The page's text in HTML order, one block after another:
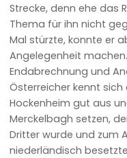
Strecke, denn ehe das
Thema für ihn nicht
Mal stürzte, konnte er
Angelegenheit
Endabrechnung und
Österreicher kennt
Hockenheim gut aus
Merckelbagh setzen,
Dritter wurde und zum
niederländisch